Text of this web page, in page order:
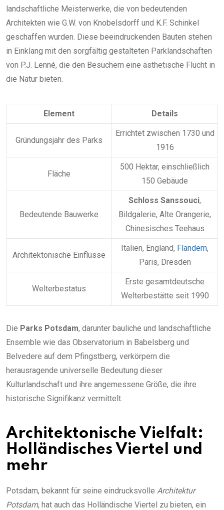
landschaftliche Meisterwerke, die von bedeutenden
Architekten wie G.W. von Knobelsdorff und K.F. Schinkel
geschaffen wurden. Diese beeindruckenden Bauten stehen
in Einklang mit den sorgfältig gestalteten Parklandschaften
von P.J. Lenné, die den Besuchern eine ästhetische Flucht in
die Natur bieten.
Element Details
Gründungsjahr des Parks
Errichtet zwischen 1730 und
1916
Fläche
500 Hektar, einschließlich
150 Gebäude
Bedeutende Bauwerke
Schloss Sanssouci,
Bildgalerie, Alte Orangerie,
Chinesisches Teehaus
Architektonische Einflüsse
Italien, England, Flandern,
Paris, Dresden
Welterbestatus
Erste gesamtdeutsche
Welterbestätte seit 1990
Die Parks Potsdam, darunter bauliche und landschaftliche
Ensemble wie das Observatorium in Babelsberg und
Belvedere auf dem Pfingstberg, verkörpern die
herausragende universelle Bedeutung dieser
Kulturlandschaft und ihre angemessene Größe, die ihre
historische Signifikanz vermittelt.
Architektonische Vielfalt:
Holländisches Viertel und
mehr
Potsdam, bekannt für seine eindrucksvolle Architektur
Potsdam, hat auch das Holländische Viertel zu bieten, ein